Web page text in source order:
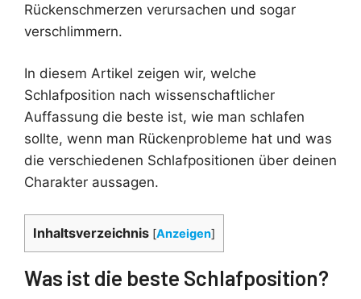
Rückenschmerzen verursachen und sogar
verschlimmern.
In diesem Artikel zeigen wir, welche
Schlafposition nach wissenschaftlicher
Auffassung die beste ist, wie man schlafen
sollte, wenn man Rückenprobleme hat und was
die verschiedenen Schlafpositionen über deinen
Charakter aussagen.
Inhaltsverzeichnis [Anzeigen]
Was ist die beste Schlafposition?